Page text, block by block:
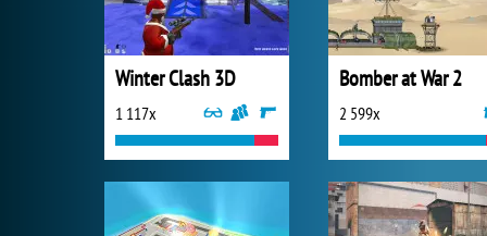
Winter Clash 3D
1 117x
Bomber at War 2
2 599x